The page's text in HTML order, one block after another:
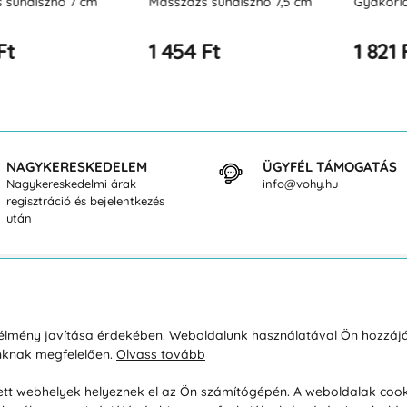
1 454 Ft 1 821 Ft
NAGYKERESKEDELEM
Nagykereskedelmi árak
regisztráció és bejelentkezés
után
ÜGYFÉL TÁMOGATÁS
info@vohy.hu
/ Áru visszaküldése
és fizetés
Társaságról
javítása érdekében. Weboldalunk használatával Ön
megfelelően. Olvass tovább
webhelyek helyeznek el az Ön számítógépén. A weboldalak